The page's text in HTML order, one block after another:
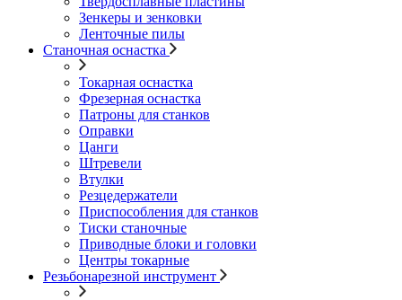
Зенкеры и зенковки
Ленточные пилы
Станочная оснастка
Токарная оснастка
Фрезерная оснастка
Патроны для станков
Оправки
Цанги
Штревели
Втулки
Резцедержатели
Приспособления для станков
Тиски станочные
Приводные блоки и головки
Центры токарные
Резьбонарезной инструмент